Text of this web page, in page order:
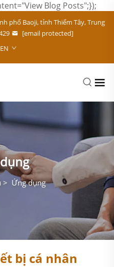
Blog Posts";});
phố Baoji, tỉnh Thiểm Tây, Trung
[email protected]
EN
> Ứng dụng
bị cá nhân